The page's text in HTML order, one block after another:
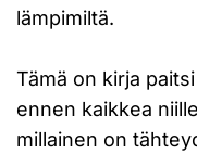
lämpimiltä.
Tämä on kirja
ennen kaikkea
millainen on